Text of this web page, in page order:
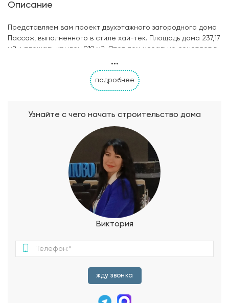
Описание
Представляем вам проект двухэтажного загородного дома
Пассаж, выполненного в стиле хай-тек. Площадь дома 237,17
м2 + площадь крылец 9,19 м2. Этот дом идеально сочетает в
создать комфортное пространство для всей семьи. В доме
расположены три просторные спальни, где каждый член
семьи сможет найти свое уютное место для отдыха. Два
всех жильцов дома. Основной зоной дома является кухня-
незабываемые вечера с друзьями. Просторное и светлое
пространство создаст атмосферу уюта и гармонии. Также в
доме предусмотрен кабинет, где можно сосредоточиться
на работе или заняться увлекательными хобби. Гараж с
мастерской позволит хранить автомобиль в безопасности и
иметь удобное место для ремонтных работ. Изюминкой
этого дома является второй свет. Большие окна и
специальное освещение создают эффект обильного
естественного света, проникающего в каждый уголок дома.
пространство более привлекательным и современным.
Проект двухэтажного загородного дома Пассаж в стиле
современную архитектуру и функциональность. Этот дом
станет прекрасным местом для комфортного проживания и
счастливой семейной жизни. Воплотите свои мечты в жизнь
...
подробнее
Узнайте с чего начать строительство дома
Виктория
жду звонка